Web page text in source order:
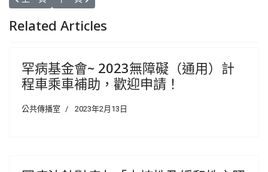
Related Articles
罕病基金會~ 2023無障礙（通用）計
程車乘車補助，歡迎申請！
公共傳播室 2023年2月13日